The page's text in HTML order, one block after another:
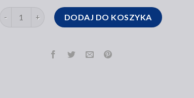
ilość torby bawelnianeDODAJ DO KOSZYKA